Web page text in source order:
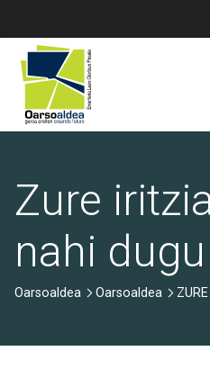
Zure
nahi dugu
Oarsoaldea Oarsoaldea